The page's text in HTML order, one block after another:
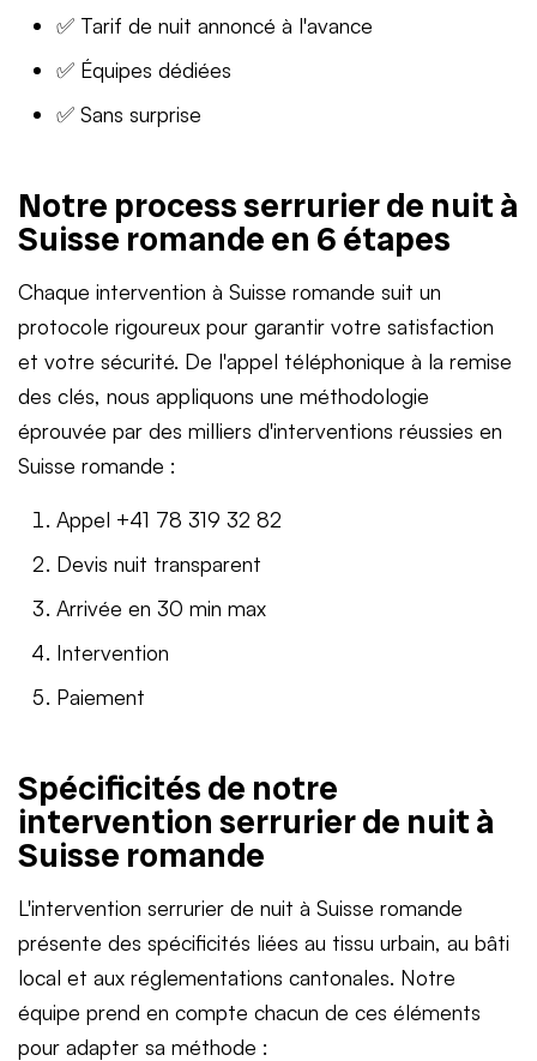
✅ Tarif de nuit annoncé à l'avance
✅ Équipes dédiées
✅ Sans surprise
Notre process serrurier de nuit à
Suisse romande en 6 étapes
Chaque intervention à Suisse romande suit un
protocole rigoureux pour garantir votre satisfaction
et votre sécurité. De l'appel téléphonique à la remise
des clés, nous appliquons une méthodologie
éprouvée par des milliers d'interventions réussies en
Suisse romande :
Appel +41 78 319 32 82
Devis nuit transparent
Arrivée en 30 min max
Intervention
Paiement
Spécificités de notre
intervention serrurier de nuit à
Suisse romande
L'intervention serrurier de nuit à Suisse romande
présente des spécificités liées au tissu urbain, au bâti
local et aux réglementations cantonales. Notre
équipe prend en compte chacun de ces éléments
pour adapter sa méthode :